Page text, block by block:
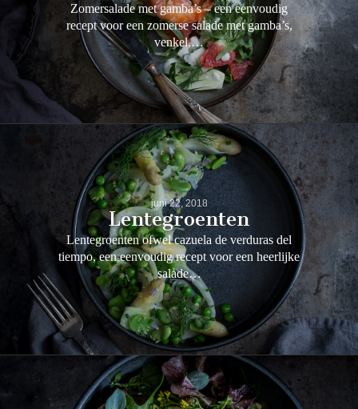
Zomersalade met gamba’s – een eenvoudig
recept voor een zomerse salade met gamba’s,
venkel,…
juni 22, 2018
Lentegroenten
Lentegroenten ofwel cazuela de verduras del
tiempo, een eenvoudig recept voor een heerlijke
salade…